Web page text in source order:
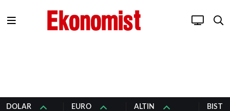
DOLAR EURO ALTIN BIST